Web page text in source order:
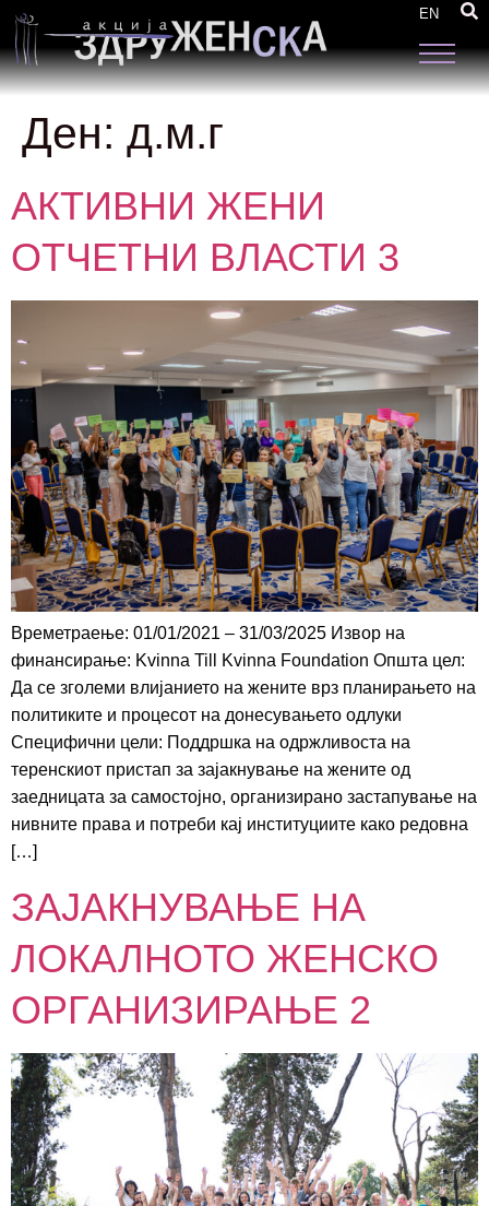
EN
Ден: д.м.г
АКТИВНИ ЖЕНИ
ОТЧЕТНИ ВЛАСТИ 3
Времетраење: 01/01/2021 – 31/03/2025 Извор на
финансирање: Kvinna Till Kvinna Foundation Општа цел:
Да се зголеми влијанието на жените врз планирањето на
политиките и процесот на донесувањето одлуки
Специфични цели: Поддршка на одржливоста на
теренскиот пристап за зајакнување на жените од
заедницата за самостојно, организирано застапување на
нивните права и потреби кај институциите како редовна
[…]
ЗАЈАКНУВАЊЕ НА
ЛОКАЛНОТО ЖЕНСКО
ОРГАНИЗИРАЊЕ 2